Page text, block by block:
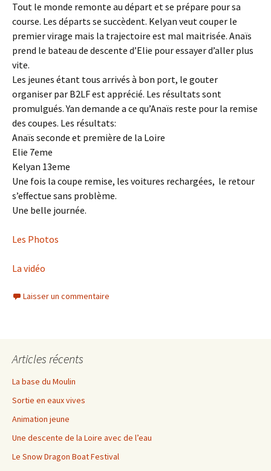
Tout le monde remonte au départ et se prépare pour sa
course. Les départs se succèdent. Kelyan veut couper le
premier virage mais la trajectoire est mal maitrisée. Anaïs
prend le bateau de descente d’Elie pour essayer d’aller plus
vite.
Les jeunes étant tous arrivés à bon port, le gouter
organiser par B2LF est apprécié. Les résultats sont
promulgués. Yan demande a ce qu’Anaïs reste pour la remise
des coupes. Les résultats:
Anaïs seconde et première de la Loire
Elie 7eme
Kelyan 13eme
Une fois la coupe remise, les voitures rechargées, le retour
s’effectue sans problème.
Une belle journée.
Les Photos
La vidéo
Laisser un commentaire
Articles récents
La base du Moulin
Sortie en eaux vives
Animation jeune
Une descente de la Loire avec de l’eau
Le Snow Dragon Boat Festival